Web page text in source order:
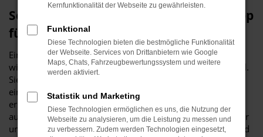
Seat Leon Gebrauchtwagen – unser Tipp
für Köln
Ein Seat Leon Gebrauchtwagen ist vor allem aus
wirtschaftlichen Erwägungen heraus eine erstklassige Wahl.
Sie sparen schlichtweg eine Menge Geld, wenn Sie sich für
ein gebrauchtes Modell entscheiden und sind trotzdem
erstklassig in Köln unterwegs. Was Budde Automobile
auszeichnet, ist unsere Meisterwerkstatt. Wir verfügen über
umfassende Kapazitäten und diverse Hebebühnen und sind
Kernfunktionalität der Webseite zu gewährleisten.
Funktional
Diese Technologien bieten die bestmögliche Funktionalität
der Webseite. Services von Drittanbietern wie Google
Maps, Chats, Fahrzeugbewertungssystem und weitere
werden aktiviert.
Statistik und Marketing
Diese Technologien ermöglichen es uns, die Nutzung der
Webseite zu analysieren, um die Leistung zu messen und
zu verbessern. Zudem werden Technologien eingesetzt,